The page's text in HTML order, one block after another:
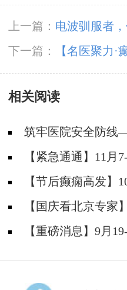
上一篇： 电波驯服者
医师节致敬神康抗癫
下一篇：
【名医聚力·
京朝阳医院神经内科
名额有限，速约！
相关阅读
筑牢医院安全防线
防安全培训纪实
【紧急通通】11月
神经内科胡颖教授亲
【节后癫痫高发】
院陈葵博士免费会诊+
题！
【国庆看北京专家
天坛&首钢医院两大专
【重磅消息】9月